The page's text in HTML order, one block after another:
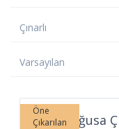
Çınarlı
Varsayılan
Öne
Çıkarılan
Gazimağusa